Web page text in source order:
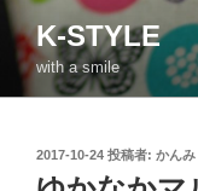
コ
ン
ン
K-STYLE
with a smile
投
稿
2017-10-24 投稿者: かんみ